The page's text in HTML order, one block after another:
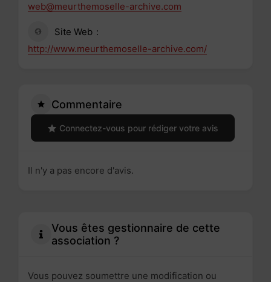
web@meurthemoselle-archive.com
Site Web
http://www.meurthemoselle-archive.com/
Commentaire
Connectez-vous pour rédiger votre avis
Il n'y a pas encore d'avis.
Vous êtes gestionnaire de cette
association ?
Vous pouvez soumettre une modification ou